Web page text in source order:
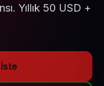
Yıllık 50 USD +